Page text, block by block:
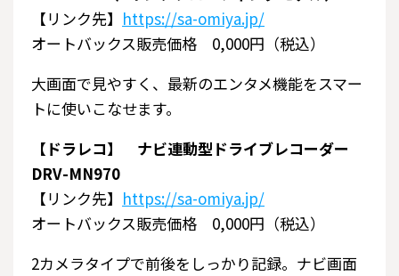
【リンク先】 https://sa-omiya.jp/
オートバックス販売価格 0,000円（税込）
大画面で見やすく、最新のエンタメ機能をスマー
トに使いこなせます。
【ドラレコ】 ナビ連動型ドライブレコーダー
DRV-MN970
【リンク先】 https://sa-omiya.jp/
オートバックス販売価格 0,000円（税込）
2カメラタイプで前後をしっかり記録。ナビ画面